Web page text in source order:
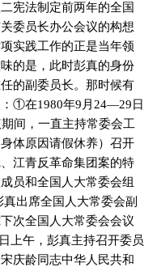
宪法制定前两年的全国
委员长办公会议的构想
实践工作的正是当年领
的是，此时彭真的身份
的副委员长。那时候有
：①在1980年9 月 24—29 日
间，一直主持常委会工
体原因请假休养）召开
江青反革命集团案的特
员和全国人大常委会组
真出席全国人大常委会副
次全国人大常委会会议
日上午，彭真主持召开委员
庆龄同志中华人民共和